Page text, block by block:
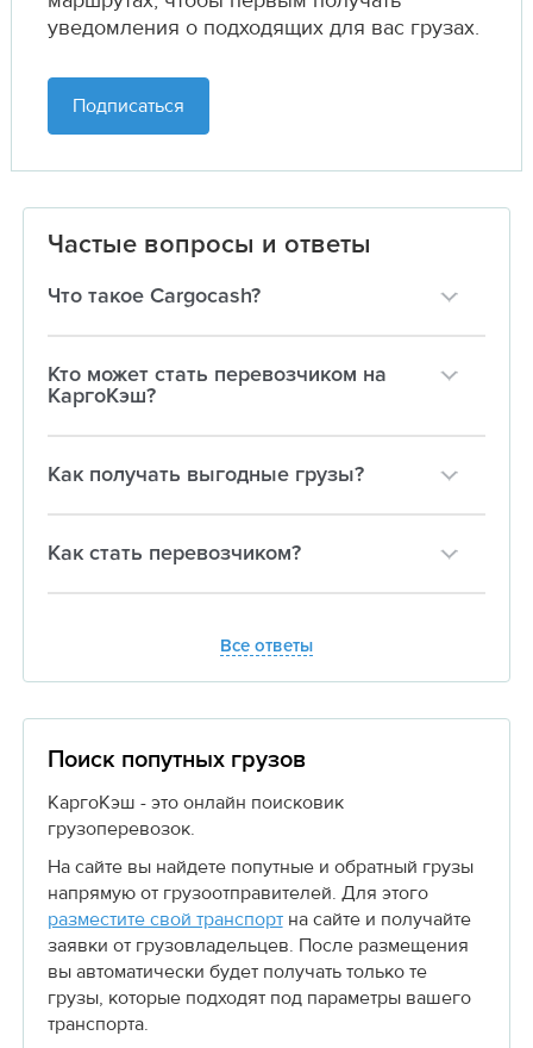
уведомления о подходящих для вас грузах.
Подписаться
Частые вопросы и ответы
Что такое Cargocash?
Кто может стать перевозчиком на
КаргоКэш?
Как получать выгодные грузы?
Как стать перевозчиком?
Все ответы
Поиск попутных грузов
КаргоКэш - это онлайн поисковик
грузоперевозок.
На сайте вы найдете попутные и обратный грузы
напрямую от грузоотправителей. Для этого
разместите свой транспортна сайте и получайте
заявки от грузовладельцев. После размещения
вы автоматически будет получать только те
грузы, которые подходят под параметры вашего
транспорта.